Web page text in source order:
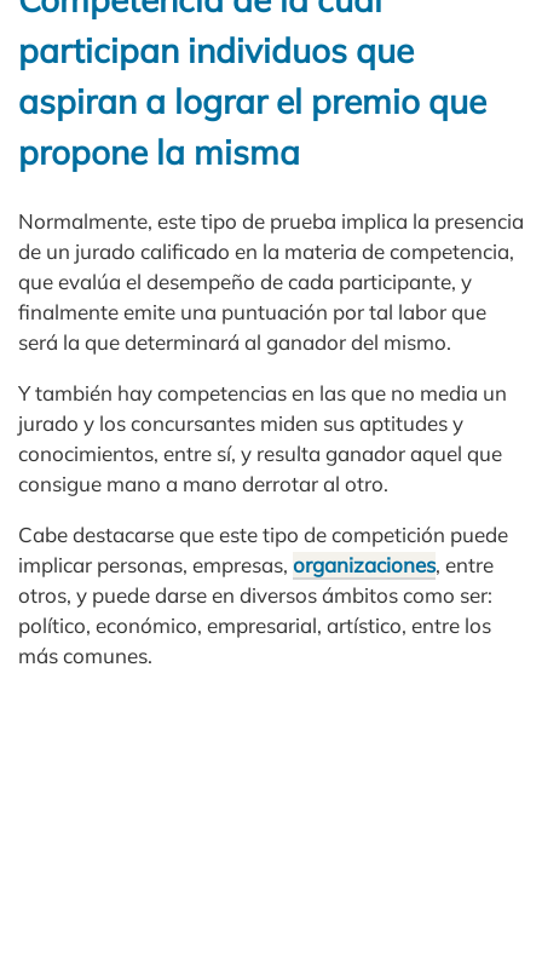
participan individuos que
aspiran a lograr el premio que
propone la misma
Normalmente, este tipo de prueba implica la presencia
de un jurado calificado en la materia de competencia,
que evalúa el desempeño de cada participante, y
finalmente emite una puntuación por tal labor que
será la que determinará al ganador del mismo.
Y también hay competencias en las que no media un
jurado y los concursantes miden sus aptitudes y
conocimientos, entre sí, y resulta ganador aquel que
consigue mano a mano derrotar al otro.
Cabe destacarse que este tipo de competición puede
implicar personas, empresas, organizaciones, entre
otros, y puede darse en diversos ámbitos como ser:
político, económico, empresarial, artístico, entre los
más comunes.